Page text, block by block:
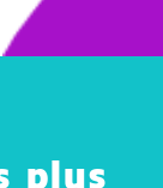
plus